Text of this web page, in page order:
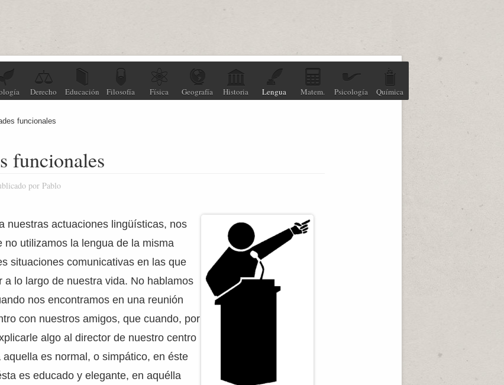
Derecho Educación Filosofía Física Geografía Historia Lengua Matem. Psicología Química
funcionales
funcionales
por Pablo
nuestras actuaciones lingüísticas, nos
no utilizamos la lengua de la misma
situaciones comunicativas en las que
a lo largo de nuestra vida. No hablamos
nos encontramos en una reunión
con nuestros amigos, que cuando, por
algo al director de nuestro centro
es normal, o simpático, en éste
es educado y elegante, en aquélla